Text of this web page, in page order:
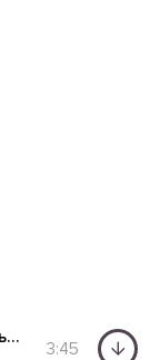
Верю верю я только ты моя судьба
3:45